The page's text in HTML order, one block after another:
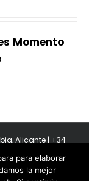
Momento
Alicante | +34
Reserved |
para elaborar
la mejor